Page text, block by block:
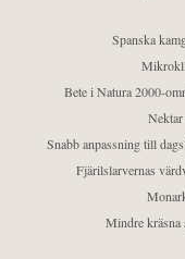
Spanska
Bete i Natura 2000-
Nektar
Snabb anpassning till
Fjärilslarvernas
Mindre